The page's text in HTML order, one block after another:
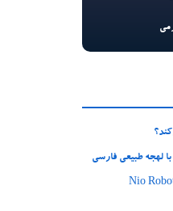
لهجه طبیعی فارسی